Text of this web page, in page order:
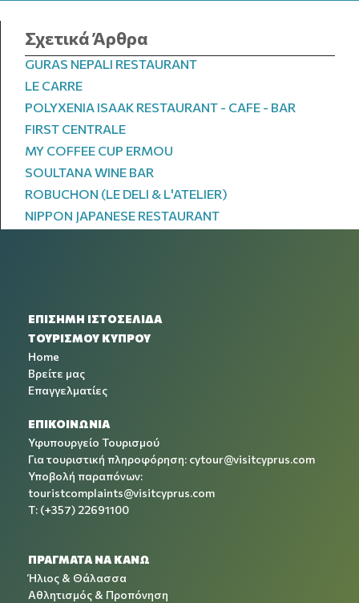
Σχετικά Άρθρα
GURAS NEPALI RESTAURANT
LE CARRE
POLYXENIA ISAAK RESTAURANT - CAFE - BAR
FIRST CENTRALE
MY COFFEE CUP ERMOU
SOULTANA WINE BAR
ROBUCHON (LE DELI & L'ATELIER)
NIPPON JAPANESE RESTAURANT
ΕΠΙΣΗΜΗ ΙΣΤΟΣΕΛΙΔΑ
ΤΟΥΡΙΣΜΟΥ ΚΥΠΡΟΥ
Home
Βρείτε μας
Επαγγελματίες
ΕΠΙΚΟΙΝΩΝΙΑ
Υφυπουργείο Τουρισμού
Για τουριστική πληροφόρηση: cytour@visitcyprus.com
Υποβολή παραπόνων:
touristcomplaints@visitcyprus.com
T: (+357) 22691100
ΠΡΑΓΜΑΤΑ ΝΑ ΚΑΝΩ
Ήλιος & Θάλασσα
Αθλητισμός & Προπόνηση